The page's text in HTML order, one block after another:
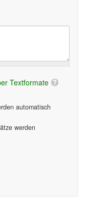
Textformate
automatisch
werden